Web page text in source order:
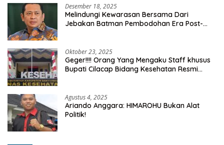
Desember 18, 2025
Melindungi Kewarasan Bersama Dari
Jebakan Batman Pembodohan Era Post-
Oktober 23, 2025
Geger!!!! Orang Yang Mengaku Staff khusus
Bupati Cilacap Bidang Kesehatan Resmi
Agustus 4, 2025
Ariando Anggara: HIMAROHU Bukan Alat
Politik!